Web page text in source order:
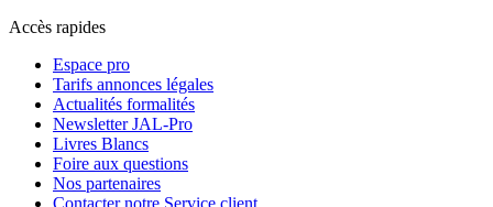
Accès rapides
Espace pro
Tarifs annonces légales
Actualités formalités
Newsletter JAL-Pro
Livres Blancs
Foire aux questions
Nos partenaires
Contacter notre Service client